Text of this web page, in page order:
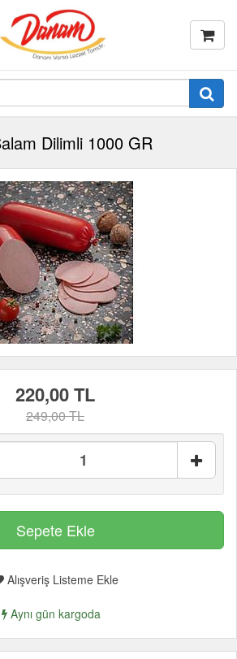
Dilimli 1000 GR
220,00 TL
249,00 TL
Alışveriş Listeme Ekle
Aynı gün kargoda